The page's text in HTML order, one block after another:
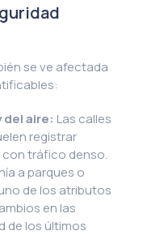
se ve afectada
aire: Las calles
registrar
con tráfico denso.
a parques o
de los atributos
en las
de los últimos